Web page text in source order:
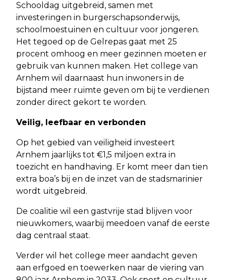
Schooldag uitgebreid, samen met
investeringen in burgerschapsonderwijs,
schoolmoestuinen en cultuur voor jongeren.
Het tegoed op de Gelrepas gaat met 25
procent omhoog en meer gezinnen moeten er
gebruik van kunnen maken. Het college van
Arnhem wil daarnaast hun inwoners in de
bijstand meer ruimte geven om bij te verdienen
zonder direct gekort te worden.
Veilig, leefbaar en verbonden
Op het gebied van veiligheid investeert
Arnhem jaarlijks tot €1,5 miljoen extra in
toezicht en handhaving. Er komt meer dan tien
extra boa’s bij en de inzet van de stadsmarinier
wordt uitgebreid.
De coalitie wil een gastvrije stad blijven voor
nieuwkomers, waarbij meedoen vanaf de eerste
dag centraal staat.
Verder wil het college meer aandacht geven
aan erfgoed en toewerken naar de viering van